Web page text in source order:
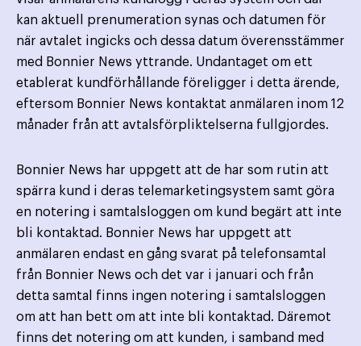
kan aktuell prenumeration synas och datumen för
när avtalet ingicks och dessa datum överensstämmer
med Bonnier News yttrande. Undantaget om ett
etablerat kundförhållande föreligger i detta ärende,
eftersom Bonnier News kontaktat anmälaren inom 12
månader från att avtalsförpliktelserna fullgjordes.
Bonnier News har uppgett att de har som rutin att
spärra kund i deras telemarketingsystem samt göra
en notering i samtalsloggen om kund begärt att inte
bli kontaktad. Bonnier News har uppgett att
anmälaren endast en gång svarat på telefonsamtal
från Bonnier News och det var i januari och från
detta samtal finns ingen notering i samtalsloggen
om att han bett om att inte bli kontaktad. Däremot
finns det notering om att kunden, i samband med